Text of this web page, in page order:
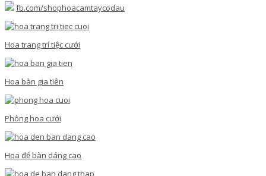
fb.com/shophoacamtaycodau
Hoa trang trí tiệc cưới
Hoa bàn gia tiên
Phông hoa cưới
Hoa để bàn dáng cao